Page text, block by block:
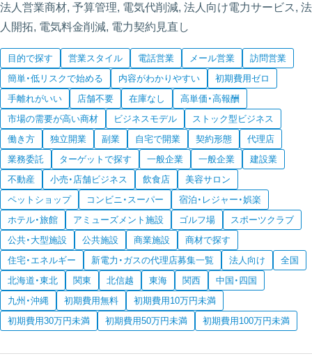
法人営業商材, 予算管理, 電気代削減, 法人向け電力サービス, 法
人開拓, 電気料金削減, 電力契約見直し
目的で探す 営業スタイル 電話営業 メール営業
訪問営業
簡単・低リスクで始める
内容がわかりやすい
初期費用ゼロ
手離れがいい
店舗不要 在庫なし
高単価・高報酬
市場の需要が高い商材
ビジネスモデル
ストック型ビジネス
働き方
独立開業 副業 自宅で開業 契約形態
代理店
業務委託
ターゲットで探す 一般企業 一般企業
建設業
不動産
小売・店舗ビジネス 飲食店
美容サロン
ペットショップ
コンビニ・スーパー
宿泊・レジャー・娯楽
ホテル・旅館
アミューズメント施設 ゴルフ場
スポーツクラブ
公共・大型施設
公共施設 商業施設
商材で探す
住宅・エネルギー
新電力・ガスの代理店募集一覧 法人向け
全国
北海道・東北
関東 北信越 東海 関西
中国・四国
九州・沖縄
初期費用無料
初期費用10万円未満
初期費用30万円未満
初期費用50万円未満 初期費用100万円未満